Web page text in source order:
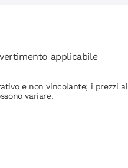
applicabile
e non vincolante; i prezzi al
variare.